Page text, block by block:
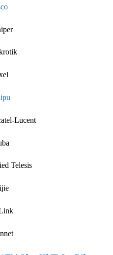
Lucent
Telesis